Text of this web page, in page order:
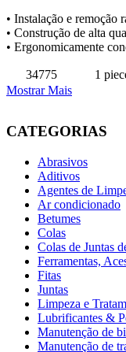
• Instalação e remoção
• Construção de alta
• Ergonomicamente
34775
1
Mostrar Mais
CATEGORIAS
Abrasivos
Aditivos
Agentes de
Ar condicionado
Betumes
Colas
Colas de Juntas
Ferramentas,
Fitas
Juntas
Limpeza e
Lubrificantes &
Manutenção de
Manutenção de